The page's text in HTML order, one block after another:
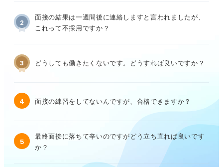
2
面接の結果は一週間後に連絡しますと言われましたが、
これって不採用ですか？
3 どうしても働きたくないです。どうすれば良いですか？
4 面接の練習をしてないんですが、合格できますか？
5
最終面接に落ちて辛いのですがどう立ち直れば良いです
か？